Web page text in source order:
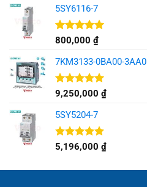
5SY6116-7
Được xếp
5 sao
800,000 ₫
7KM3133-0BA00-3AA0
Được xếp
5 sao
9,250,000 ₫
5SY5204-7
Được xếp
5,196,000 ₫